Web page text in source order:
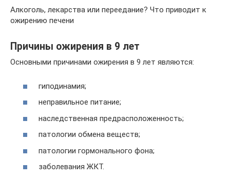
Алкоголь, лекарства или переедание? Что приводит к
ожирению печени
Причины ожирения в 9 лет
Основными причинами ожирения в 9 лет являются:
гиподинамия;
неправильное питание;
наследственная предрасположенность;
патологии обмена веществ;
патологии гормонального фона;
заболевания ЖКТ.